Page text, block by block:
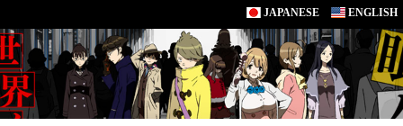
JAPANESE ENGLISH